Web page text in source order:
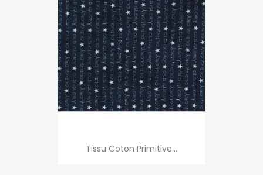
Tissu Coton Primitive...